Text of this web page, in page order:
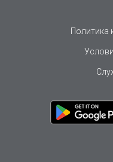
Политика